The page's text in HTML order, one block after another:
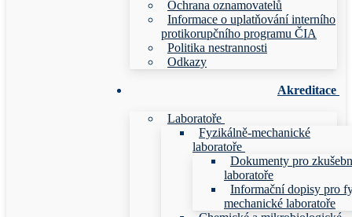
Ochrana oznamovatelů
Informace o uplatňování interního
protikorupčního programu ČIA
Politika nestrannosti
Odkazy
Akreditace
Laboratoře
Fyzikálně-mechanické
laboratoře
Dokumenty pro
laboratoře
Informační dopisy pro
mechanické laboratoře